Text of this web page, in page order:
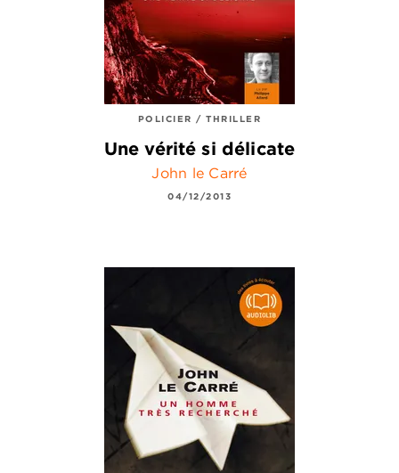
POLICIER / THRILLER
Une vérité si délicate
John le Carré
04/12/2013